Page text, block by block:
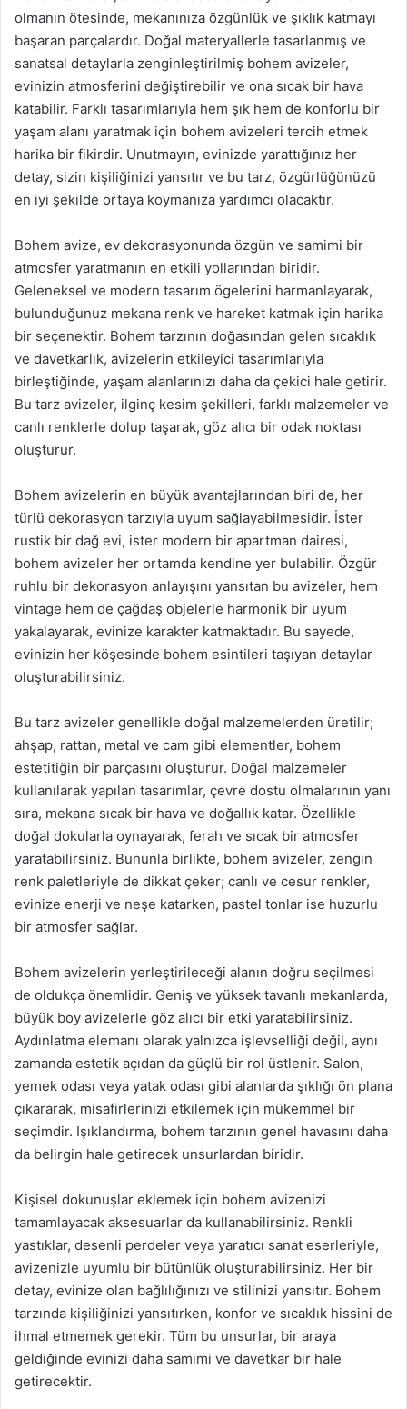
olmanın ötesinde, mekanınıza özgünlük ve şıklık katmayı
başaran parçalardır. Doğal materyallerle tasarlanmış ve
sanatsal detaylarla zenginleştirilmiş bohem avizeler,
evinizin atmosferini değiştirebilir ve ona sıcak bir hava
katabilir. Farklı tasarımlarıyla hem şık hem de konforlu bir
yaşam alanı yaratmak için bohem avizeleri tercih etmek
harika bir fikirdir. Unutmayın, evinizde yarattığınız her
detay, sizin kişiliğinizi yansıtır ve bu tarz, özgürlüğünüzü
en iyi şekilde ortaya koymanıza yardımcı olacaktır.
Bohem avize, ev dekorasyonunda özgün ve samimi bir
atmosfer yaratmanın en etkili yollarından biridir.
Geleneksel ve modern tasarım ögelerini harmanlayarak,
bulunduğunuz mekana renk ve hareket katmak için harika
bir seçenektir. Bohem tarzının doğasından gelen sıcaklık
ve davetkarlık, avizelerin etkileyici tasarımlarıyla
birleştiğinde, yaşam alanlarınızı daha da çekici hale getirir.
Bu tarz avizeler, ilginç kesim şekilleri, farklı malzemeler ve
canlı renklerle dolup taşarak, göz alıcı bir odak noktası
oluşturur.
Bohem avizelerin en büyük avantajlarından biri de, her
türlü dekorasyon tarzıyla uyum sağlayabilmesidir. İster
rustik bir dağ evi, ister modern bir apartman dairesi,
bohem avizeler her ortamda kendine yer bulabilir. Özgür
ruhlu bir dekorasyon anlayışını yansıtan bu avizeler, hem
vintage hem de çağdaş objelerle harmonik bir uyum
yakalayarak, evinize karakter katmaktadır. Bu sayede,
evinizin her köşesinde bohem esintileri taşıyan detaylar
oluşturabilirsiniz.
Bu tarz avizeler genellikle doğal malzemelerden üretilir;
ahşap, rattan, metal ve cam gibi elementler, bohem
estetitiğin bir parçasını oluşturur. Doğal malzemeler
kullanılarak yapılan tasarımlar, çevre dostu olmalarının yanı
sıra, mekana sıcak bir hava ve doğallık katar. Özellikle
doğal dokularla oynayarak, ferah ve sıcak bir atmosfer
yaratabilirsiniz. Bununla birlikte, bohem avizeler, zengin
renk paletleriyle de dikkat çeker; canlı ve cesur renkler,
evinize enerji ve neşe katarken, pastel tonlar ise huzurlu
bir atmosfer sağlar.
Bohem avizelerin yerleştirileceği alanın doğru seçilmesi
de oldukça önemlidir. Geniş ve yüksek tavanlı mekanlarda,
büyük boy avizelerle göz alıcı bir etki yaratabilirsiniz.
Aydınlatma elemanı olarak yalnızca işlevselliği değil, aynı
zamanda estetik açıdan da güçlü bir rol üstlenir. Salon,
yemek odası veya yatak odası gibi alanlarda şıklığı ön plana
çıkararak, misafirlerinizi etkilemek için mükemmel bir
seçimdir. Işıklandırma, bohem tarzının genel havasını daha
da belirgin hale getirecek unsurlardan biridir.
Kişisel dokunuşlar eklemek için bohem avizenizi
tamamlayacak aksesuarlar da kullanabilirsiniz. Renkli
yastıklar, desenli perdeler veya yaratıcı sanat eserleriyle,
avizenizle uyumlu bir bütünlük oluşturabilirsiniz. Her bir
detay, evinize olan bağlılığınızı ve stilinizi yansıtır. Bohem
tarzında kişiliğinizi yansıtırken, konfor ve sıcaklık hissini de
ihmal etmemek gerekir. Tüm bu unsurlar, bir araya
geldiğinde evinizi daha samimi ve davetkar bir hale
getirecektir.